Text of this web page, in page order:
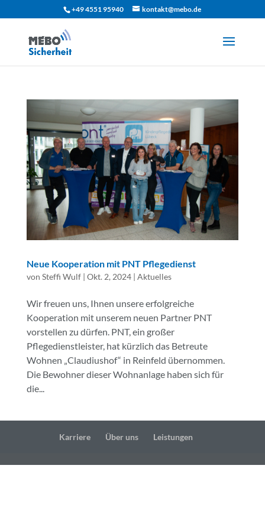
+49 4551 95940 kontakt@mebo.de
Neue Kooperation mit PNT Pflegedienst
von Steffi Wulf| Okt. 2, 2024| Aktuelles
Wir freuen uns, Ihnen unsere erfolgreiche
Kooperation mit unserem neuen Partner PNT
vorstellen zu dürfen. PNT, ein großer
Pflegedienstleister, hat kürzlich das Betreute
Wohnen „Claudiushof“ in Reinfeld übernommen.
Die Bewohner dieser Wohnanlage haben sich für
die...
Karriere Über uns Leistungen